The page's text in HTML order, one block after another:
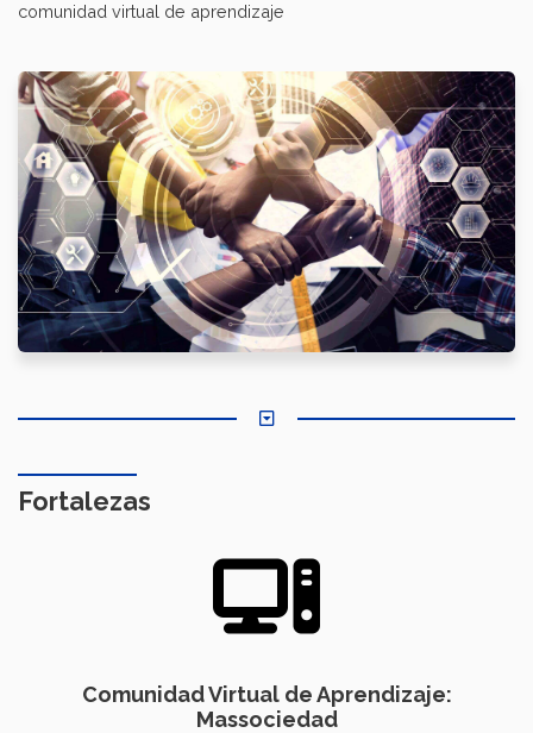
comunidad virtual de aprendizaje
Fortalezas
Comunidad Virtual de Aprendizaje:
Massociedad